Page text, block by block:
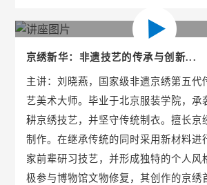
京绣新华：非遗技艺的传承与创新...
主讲：刘晓燕，国家级非遗京绣第五代
艺美术大师。毕业于北京服装学院，承
耕京绣技艺，并坚守传统制衣。擅长京
制作。在继承传统的同时采用新材料进
家前辈研习技艺，并形成独特的个人风
极参与博物馆文物修复，其创作的京绣